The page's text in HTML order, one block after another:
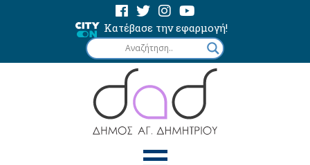
Κατέβασε την εφαρμογή!